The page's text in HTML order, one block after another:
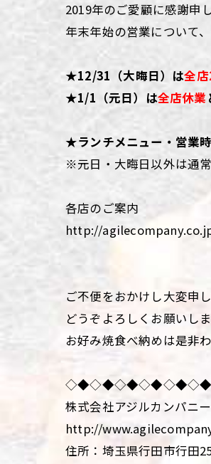
2019年のご愛顧に感謝申
年末年始の営業について
★12/31（大晦日）は全
★1/1（元日）は全店休業
★ランチメニュー・営業
※元日・大晦日以外は通
各店のご案内
http://
ご不便をおかけし大変申
どうぞよろしくお願いしま
お好み焼食べ納めは是非
株式会社アジルカンパニー
http://
住所：埼玉県行田市行田